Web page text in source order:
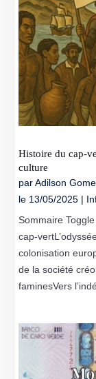
Histoire du cap-
culture
parAdilson
le 13/05/2025 |
Sommaire
cap-
colonisation
de la société
faminesVers